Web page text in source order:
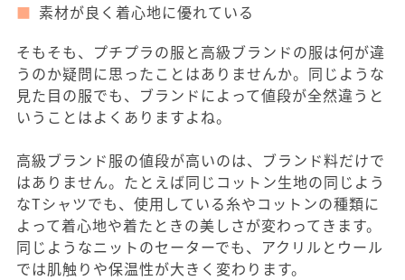
素材が良く着心地に優れている
そもそも、プチプラの服と高級ブランドの服は何が違
うのか疑問に思ったことはありませんか。同じような
見た目の服でも、ブランドによって値段が全然違うと
いうことはよくありますよね。
高級ブランド服の値段が高いのは、ブランド料だけで
はありません。たとえば同じコットン生地の同じよう
なTシャツでも、使用している糸やコットンの種類に
よって着心地や着たときの美しさが変わってきます。
同じようなニットのセーターでも、アクリルとウール
では肌触りや保温性が大きく変わります。